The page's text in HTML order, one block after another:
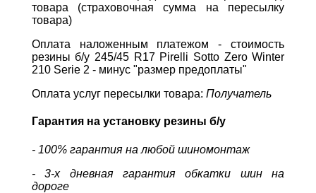
товара (страховочная сумма на пересылку
товара)
Оплата наложенным платежом - стоимость
резины б/у 245/45 R17 Pirelli Sotto Zero Winter
210 Serie 2 - минус "размер предоплаты"
Оплата услуг пересылки товара: Получатель
Гарантия на установку резины б/у
- 100% гарантия на любой шиномонтаж
- 3-х дневная гарантия обкатки шин на
дороге